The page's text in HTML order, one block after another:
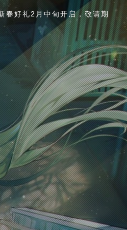
春好礼2月中旬开启，敬请期